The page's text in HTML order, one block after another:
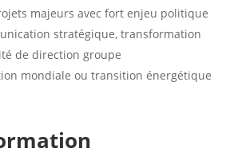
majeurs avec fort enjeu politique
stratégique, transformation
de direction groupe
mondiale ou transition énergétique